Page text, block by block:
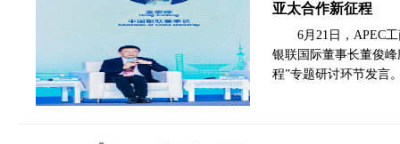
亚太合作新征程
6月21日，APEC
银联国际董事长董俊
程”专题研讨环节发言